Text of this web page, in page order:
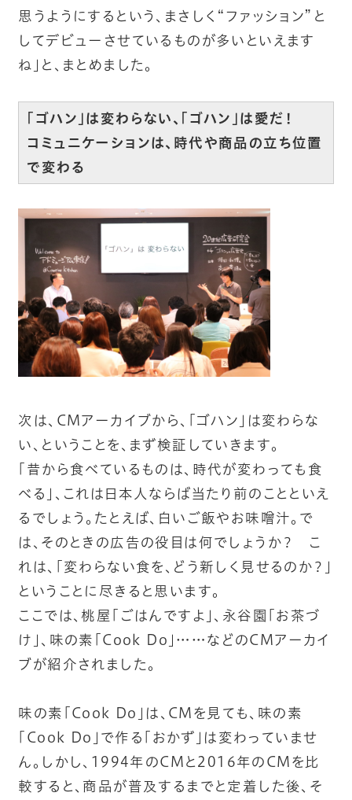
思うようにするという、まさしく“ファッション”と
してデビューさせているものが多いといえます
ね」と、まとめました。
「ゴハン」は変わらない、「ゴハン」は愛だ！
コミュニケーションは、時代や商品の立ち位置
で変わる
次は、CMアーカイブから、「ゴハン」は変わらな
い、ということを、まず検証していきます。
「昔から食べているものは、時代が変わっても食
べる」、これは日本人ならば当たり前のことといえ
るでしょう。たとえば、白いご飯やお味噌汁。で
は、そのときの広告の役目は何でしょうか？ こ
れは、「変わらない食を、どう新しく見せるのか？」
ということに尽きると思います。
ここでは、桃屋「ごはんですよ」、永谷園「お茶づ
け」、味の素「Cook Do」……などのCMアーカイ
ブが紹介されました。
味の素「Cook Do」は、CMを見ても、味の素
「Cook Do」で作る「おかず」は変わっていませ
ん。しかし、1994年のCMと2016年のCMを比
較すると、商品が普及するまでと定着した後、そ